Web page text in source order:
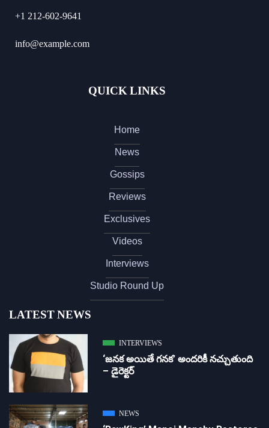
+1 212-602-9641
info@example.com
QUICK LINKS
Home
News
Gossips
Reviews
Exclusives
Videos
Interviews
Studio Round Up
LATEST NEWS
INTERVIEWS
‘జ‌న‌క అయితే గ‌న‌క‌’ అందరికీ నచ్చుతుంది
– డైరెక్ట‌ర్
NEWS